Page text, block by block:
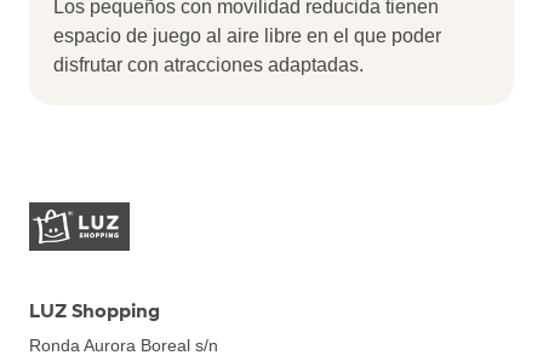
Los pequeños con movilidad reducida tienen
espacio de juego al aire libre en el que poder
disfrutar con atracciones adaptadas.
LUZ Shopping
Ronda Aurora Boreal s/n